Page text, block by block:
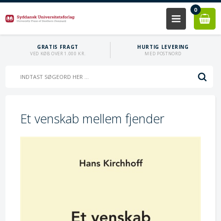
0
GRATIS FRAGT
VED KØB OVER 1.000 KR.
HURTIG LEVERING
MED POSTNORD
Et venskab mellem fjender